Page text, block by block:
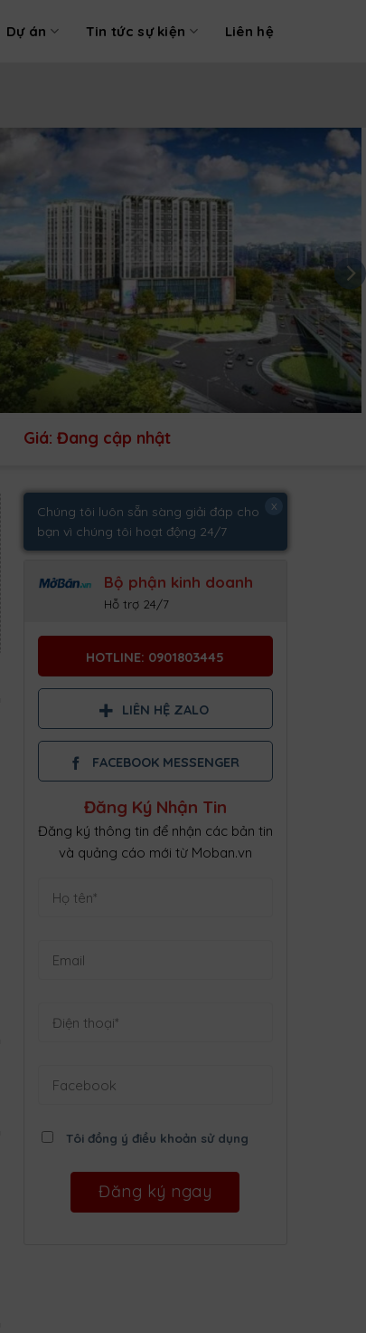
Dự án Tin tức sự kiện Liên hệ
Giá: Đang cập nhật
Chúng tôi luôn sẵn sàng giải đáp cho
bạn vì chúng tôi hoạt động 24/7
x
Bộ phận kinh doanh
Hỗ trợ 24/7
HOTLINE: 0901803445
LIÊN HỆ ZALO
FACEBOOK MESSENGER
Đăng Ký Nhận Tin
Đăng ký thông tin để nhận các bản tin
và quảng cáo mới từ Moban.vn
Tôi đồng ý điều khoản sử dụng